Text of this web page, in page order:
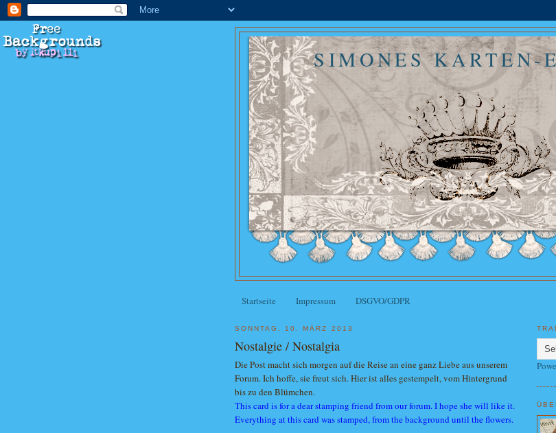
SIMONES KARTEN-
Startseite Impressum DSGVO/GDPR
SONNTAG, 10. MÄRZ 2013
Nostalgie / Nostalgia
Die Post macht sich morgen auf die Reise an eine ganz Liebe aus unserem
Forum. Ich hoffe, sie freut sich. Hier ist alles gestempelt, vom Hintergrund
bis zu den Blümchen.
This card is for a dear stamping friend from our forum. I hope she will like it.
Everything at this card was stamped, from the background until the flowers.